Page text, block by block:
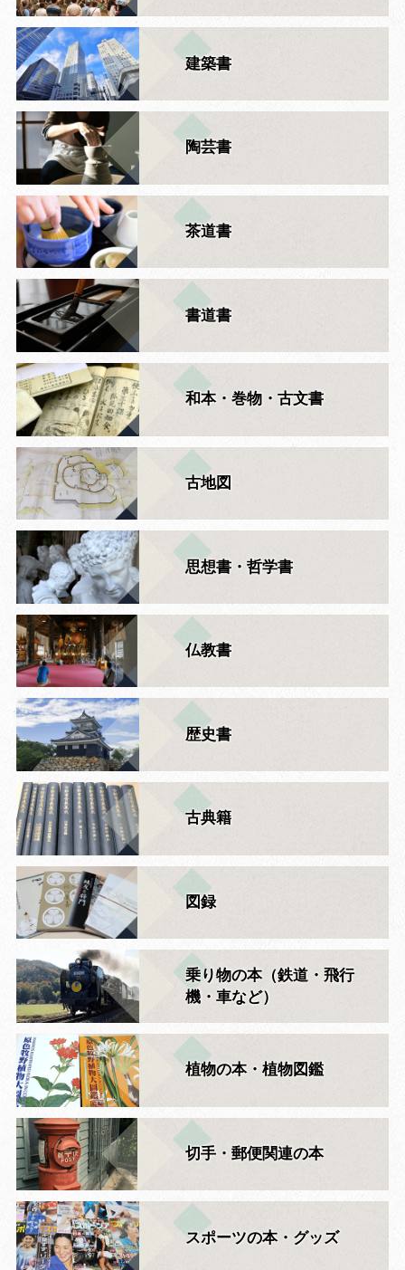
建築書
陶芸書
茶道書
書道書
和本・巻物・古文書
古地図
思想書・哲学書
仏教書
歴史書
古典籍
図録
乗り物の本（鉄道・飛行
機・車など）
植物の本・植物図鑑
切手・郵便関連の本
スポーツの本・グッズ